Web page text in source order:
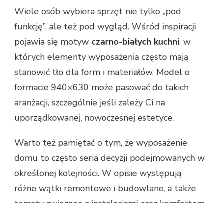
Wiele osób wybiera sprzęt nie tylko „pod
funkcję”, ale też pod wygląd. Wśród inspiracji
pojawia się motyw czarno-białych kuchni, w
których elementy wyposażenia często mają
stanowić tło dla form i materiałów. Model o
formacie 940×630 może pasować do takich
aranżacji, szczególnie jeśli zależy Ci na
uporządkowanej, nowoczesnej estetyce.
Warto też pamiętać o tym, że wyposażenie
domu to często seria decyzji podejmowanych w
określonej kolejności. W opisie występują
różne wątki remontowe i budowlane, a także